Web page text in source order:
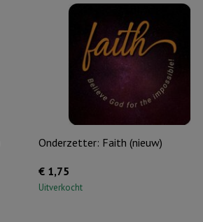
Onderzetter: Faith (nieuw)
€1,75
Uitverkocht